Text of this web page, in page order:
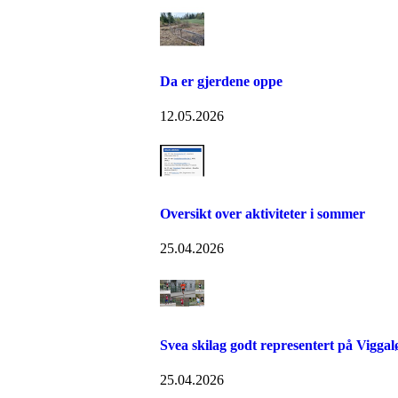
Da er gjerdene oppe
12.05.2026
Oversikt over aktiviteter i sommer
25.04.2026
Svea skilag godt representert på
25.04.2026